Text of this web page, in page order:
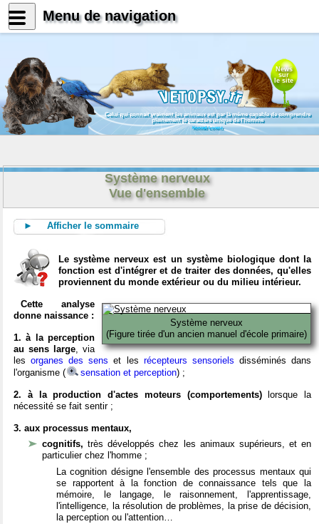
News
sur
le site
Celui qui connait vraiment les animaux est par là même capable de comprendre
pleinement le caractère unique de l'homme
Konrad Lorenz
Système nerveux
Vue d'ensemble
► Afficher le sommaire
Le système nerveux est un système biologique dont la
fonction est d'intégrer et de traiter des données, qu'elles
proviennent du monde extérieur ou du milieu intérieur.
Système nerveux
(Figure tirée d'un ancien manuel d'école primaire)
Cette analyse
donne naissance :
1. à la perception
au sens large, via
lesorganes des sens et les récepteurs sensoriels disséminés dans
l'organisme (
sensation et perception) ;
2. à la production d'actes moteurs (comportements)lorsque la
nécessité se fait sentir ;
3. aux processus mentaux,
cognitifs,très développés chez les animaux supérieurs, et en
particulier chez l'homme ;
La cognition désigne l'ensemble des processus mentaux qui
se rapportent à la fonction de connaissance tels que la
mémoire, le langage, le raisonnement, l'apprentissage,
l'intelligence, la résolution de problèmes, la prise de décision,
la perception ou l'attention…
Menu de navigation